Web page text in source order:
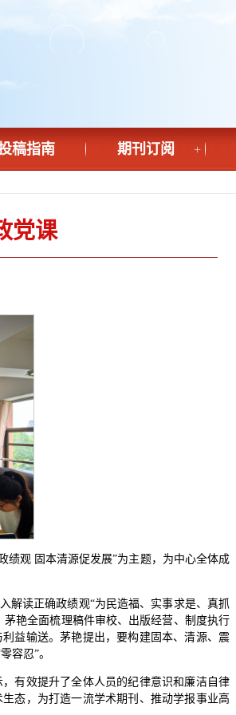
稿指南 期刊订阅 +
党课
绩观 固本清源促发展”为主题，为中心全体成
解读正确政绩观“为民造福、实事求是、真抓
艳全面梳理稿件审校、出版经营、制度执行
益输送。茅艳提出，要构建固本、清源、震
容忍”。
有效提升了全体人员的纪律意识和廉洁自律
态，为打造一流学术期刊、推动学报事业高